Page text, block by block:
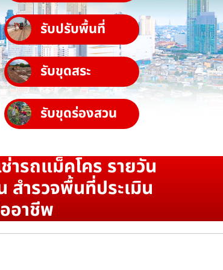
รับปรับพื้นที่
รับขุดสระ
รับขุดร่องสวน
ารถแม็คโคร รายวัน
สำรวจพื้นที่ประเมิน
อาชีพ